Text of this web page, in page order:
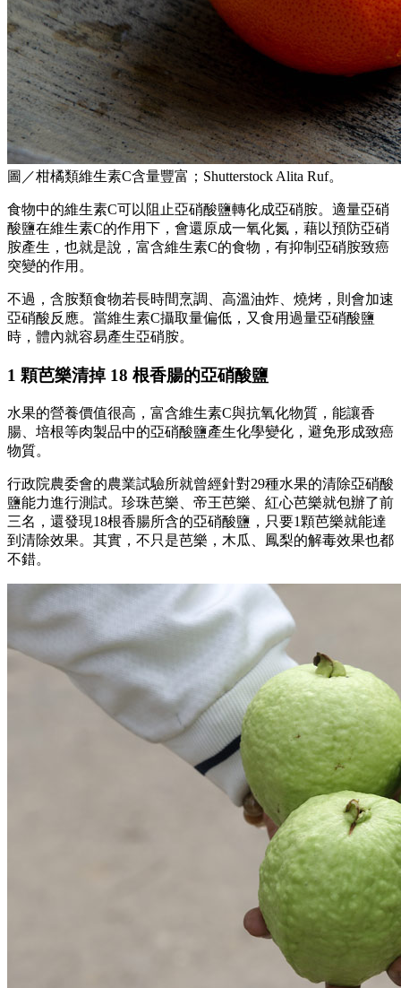
圖／柑橘類維生素C含量豐富；Shutterstock Alita Ruf。
食物中的維生素C可以阻止亞硝酸鹽轉化成亞硝胺。適量亞硝
酸鹽在維生素C的作用下，會還原成一氧化氮，藉以預防亞硝
胺產生，也就是說，富含維生素C的食物，有抑制亞硝胺致癌
突變的作用。
不過，含胺類食物若長時間烹調、高溫油炸、燒烤，則會加速
亞硝酸反應。當維生素C攝取量偏低，又食用過量亞硝酸鹽
時，體內就容易產生亞硝胺。
1 顆芭樂清掉 18 根香腸的亞硝酸鹽
水果的營養價值很高，富含維生素C與抗氧化物質，能讓香
腸、培根等肉製品中的亞硝酸鹽產生化學變化，避免形成致癌
物質。
行政院農委會的農業試驗所就曾經針對29種水果的清除亞硝酸
鹽能力進行測試。珍珠芭樂、帝王芭樂、紅心芭樂就包辦了前
三名，還發現18根香腸所含的亞硝酸鹽，只要1顆芭樂就能達
到清除效果。其實，不只是芭樂，木瓜、鳳梨的解毒效果也都
不錯。